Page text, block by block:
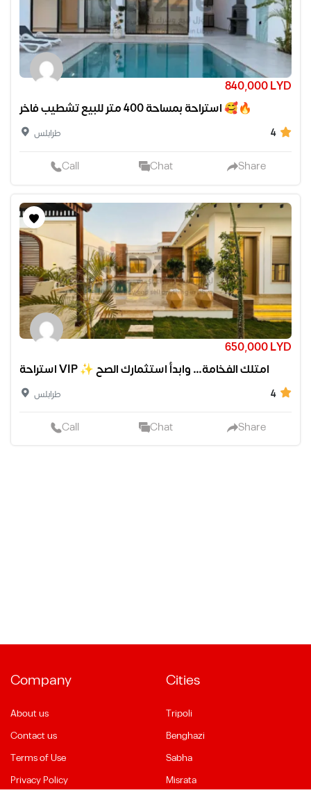
840,000 LYD
استراحة بمساحة 400 متر للبيع تشطيب فاخر 🥰🔥
طرابلس 4
Call Chat Share
650,000 LYD
استراحة VIP ✨ امتلك الفخامة… وابدأ استثمارك الصح
طرابلس 4
Call Chat Share
Company
About us
Contact us
Terms of Use
Privacy Policy
Cities
Tripoli
Benghazi
Sabha
Misrata